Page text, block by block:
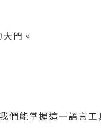
門。
能掌握這一語言工